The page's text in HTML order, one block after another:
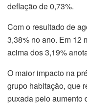
deflação de 0,73%.
Com o resultado de
3,38% no ano. Em 12
acima dos 3,19%
O maior impacto na
grupo habitação, que
puxada pelo aumento